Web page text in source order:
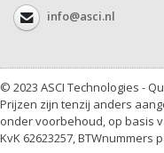
info@asci.nl
© 2023 ASCI Technologies -
Prijzen zijn tenzij anders
onder voorbehoud, op basis
KvK 62623257, BTWnummers